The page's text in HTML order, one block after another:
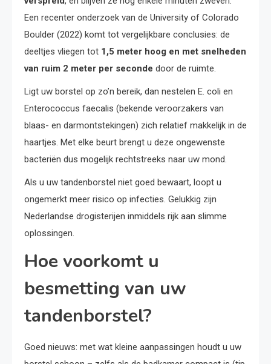
Een recenter onderzoek van de University of Colorado
Boulder (2022) komt tot vergelijkbare conclusies: de
deeltjes vliegen tot 1,5 meter hoog en met snelheden
van ruim 2 meter per seconde door de ruimte.
Ligt uw borstel op zo’n bereik, dan nestelen E. coli en
Enterococcus faecalis (bekende veroorzakers van
blaas- en darmontstekingen) zich relatief makkelijk in de
haartjes. Met elke beurt brengt u deze ongewenste
bacteriën dus mogelijk rechtstreeks naar uw mond.
Als u uw tandenborstel niet goed bewaart, loopt u
ongemerkt meer risico op infecties. Gelukkig zijn
Nederlandse drogisterijen inmiddels rijk aan slimme
oplossingen.
Hoe voorkomt u
besmetting van uw
tandenborstel?
Goed nieuws: met wat kleine aanpassingen houdt u uw